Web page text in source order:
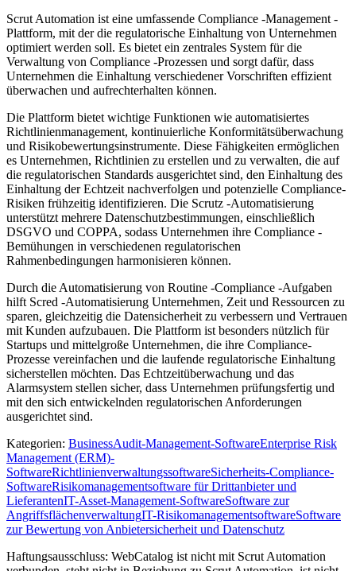
Scrut Automation ist eine umfassende Compliance -Management -
Plattform, mit der die regulatorische Einhaltung von Unternehmen
optimiert werden soll. Es bietet ein zentrales System für die
Verwaltung von Compliance -Prozessen und sorgt dafür, dass
Unternehmen die Einhaltung verschiedener Vorschriften effizient
überwachen und aufrechterhalten können.
Die Plattform bietet wichtige Funktionen wie automatisiertes
Richtlinienmanagement, kontinuierliche Konformitätsüberwachung
und Risikobewertungsinstrumente. Diese Fähigkeiten ermöglichen
es Unternehmen, Richtlinien zu erstellen und zu verwalten, die auf
die regulatorischen Standards ausgerichtet sind, den Einhaltung des
Einhaltung der Echtzeit nachverfolgen und potenzielle Compliance-
Risiken frühzeitig identifizieren. Die Scrutz -Automatisierung
unterstützt mehrere Datenschutzbestimmungen, einschließlich
DSGVO und COPPA, sodass Unternehmen ihre Compliance -
Bemühungen in verschiedenen regulatorischen
Rahmenbedingungen harmonisieren können.
Durch die Automatisierung von Routine -Compliance -Aufgaben
hilft Scred -Automatisierung Unternehmen, Zeit und Ressourcen zu
sparen, gleichzeitig die Datensicherheit zu verbessern und Vertrauen
mit Kunden aufzubauen. Die Plattform ist besonders nützlich für
Startups und mittelgroße Unternehmen, die ihre Compliance-
Prozesse vereinfachen und die laufende regulatorische Einhaltung
sicherstellen möchten. Das Echtzeitüberwachung und das
Alarmsystem stellen sicher, dass Unternehmen prüfungsfertig und
mit den sich entwickelnden regulatorischen Anforderungen
ausgerichtet sind.
Kategorien: BusinessAudit-Management-SoftwareEnterprise Risk
Management (ERM)-
SoftwareRichtlinienverwaltungssoftwareSicherheits-Compliance-
SoftwareRisikomanagementsoftware für Drittanbieter und
LieferantenIT-Asset-Management-SoftwareSoftware zur
AngriffsflächenverwaltungIT-RisikomanagementsoftwareSoftware
zur Bewertung von Anbietersicherheit und Datenschutz
Haftungsausschluss: WebCatalog ist nicht mit Scrut Automation